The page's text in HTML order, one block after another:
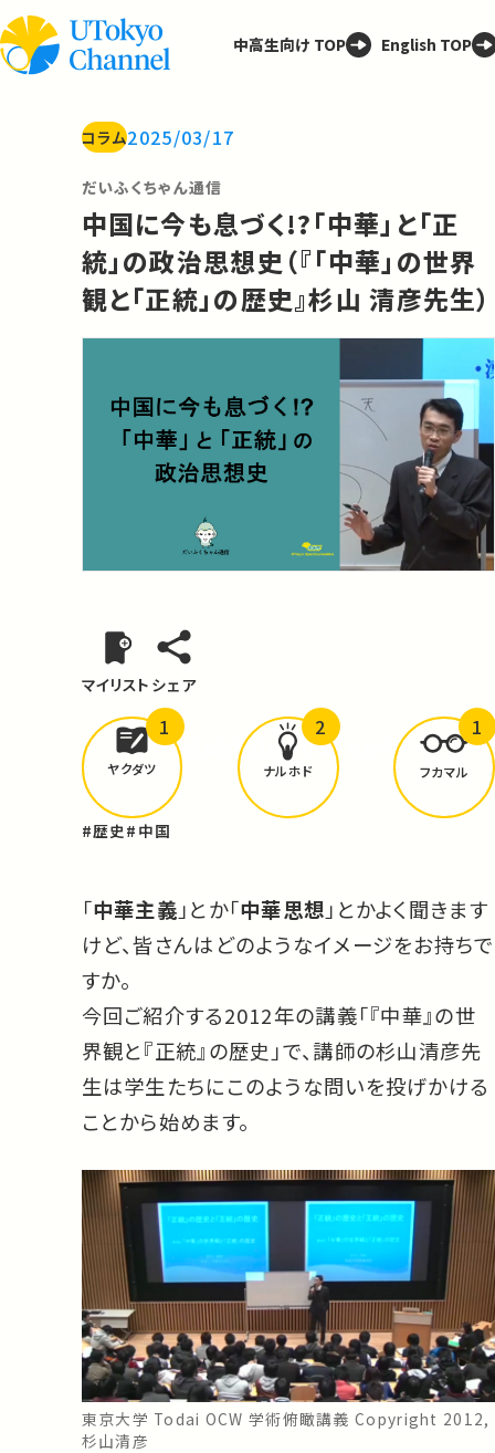
中高生向け TOP English TOP
コラム2025/03/17
だいふくちゃん通信
中国に今も息づく!?「中華」と「正
統」の政治思想史（『「中華」の世界
観と「正統」の歴史』杉山 清彦先生）
マイリスト シェア
どんな学びがありましたか？
ヤクダツ
1
ナルホド
2
フカマル
1
#歴史 #中国
「中華主義」とか「中華思想」とかよく聞きます
けど、皆さんはどのようなイメージをお持ちで
すか。
今回ご紹介する2012年の講義「『中華』の世
界観と『正統』の歴史」で、講師の杉山清彦先
生は学生たちにこのような問いを投げかける
ことから始めます。
東京大学 Todai OCW 学術俯瞰講義 Copyright 2012,
杉山清彦